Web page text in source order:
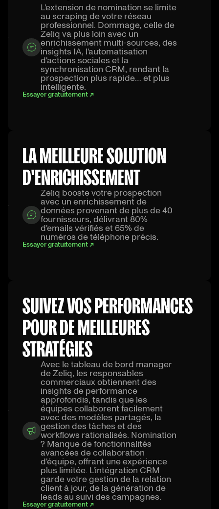
L'extension de nomination se limite
au scraping de votre réseau
professionnel. Dommage, celle de
Zeliq va plus loin avec un
enrichissement multi-sources, des
insights IA, l'automatisation
d'actions sociales et la
synchronisation CRM, rendant la
prospection plus rapide… et plus
intelligente.
Essayer gratuitement ↗
LA MEILLEURE SOLUTION
D'ENRICHISSEMENT
Zeliq booste votre prospection
avec un enrichissement de
données provenant de plus de 40
fournisseurs, délivrant 80%
d'emails vérifiés et 65% de
numéros de téléphone précis.
Essayer gratuitement ↗
SUIVEZ VOS PERFORMANCES
POUR DE MEILLEURES
STRATÉGIES
Avec le tableau de bord manager
de Zeliq, les responsables
commerciaux obtiennent des
insights de performance
approfondis, tandis que les
équipes collaborent facilement
avec des modèles partagés, la
gestion des tâches et des
workflows rationalisés. Nomination
? Manque de fonctionnalités
avancées de collaboration
d'équipe, offrant une expérience
plus limitée. L'intégration CRM
garde votre gestion de la relation
client à jour, de la génération de
leads au suivi des campagnes.
Essayer gratuitement ↗